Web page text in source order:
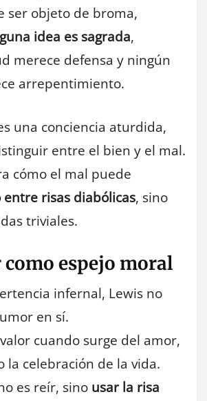
ser objeto de broma,
idea es sagrada,
merece defensa y ningún
arrepentimiento.
una conciencia aturdida,
entre el bien y el mal.
cómo el mal puede
entre risas diabólicas, sino
triviales.
espejo moral
infernal, Lewis no
en sí.
cuando surge del amor,
la celebración de la vida.
es reír, sino usar la risa